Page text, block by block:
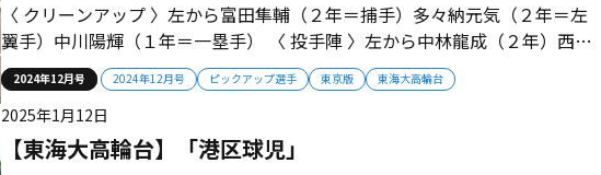
2024年12月号 2024年12月号 ピックアップ選手 東京版 東海大高輪台
〈 クリーンアップ 〉左から富田隼輔（２年＝捕手）多々納元気（２年＝左
翼手）中川陽輝（１年＝一塁手） 〈 投手陣 〉左から中林龍成（２年）西海
輝（２年）笠原暖斗（２年）...
【東海大高輪台】「港区球児」
2025年1月12日